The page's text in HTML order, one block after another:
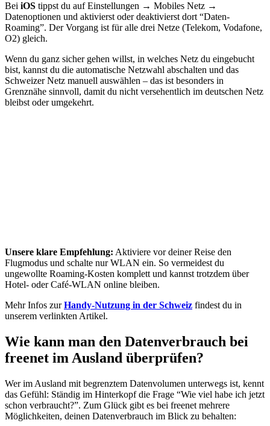
Bei iOS tippst du auf Einstellungen → Mobiles Netz →
Datenoptionen und aktivierst oder deaktivierst dort “Daten-
Roaming”. Der Vorgang ist für alle drei Netze (Telekom, Vodafone,
O2) gleich.
Wenn du ganz sicher gehen willst, in welches Netz du eingebucht
bist, kannst du die automatische Netzwahl abschalten und das
Schweizer Netz manuell auswählen – das ist besonders in
Grenznähe sinnvoll, damit du nicht versehentlich im deutschen Netz
bleibst oder umgekehrt.
Unsere klare Empfehlung: Aktiviere vor deiner Reise den
Flugmodus und schalte nur WLAN ein. So vermeidest du
ungewollte Roaming-Kosten komplett und kannst trotzdem über
Hotel- oder Café-WLAN online bleiben.
Mehr Infos zurHandy-Nutzung in der Schweiz findest du in
unserem verlinkten Artikel.
Wie kann man den Datenverbrauch bei
freenet im Ausland überprüfen?
Wer im Ausland mit begrenztem Datenvolumen unterwegs ist, kennt
das Gefühl: Ständig im Hinterkopf die Frage “Wie viel habe ich jetzt
schon verbraucht?”. Zum Glück gibt es bei freenet mehrere
Möglichkeiten, deinen Datenverbrauch im Blick zu behalten: